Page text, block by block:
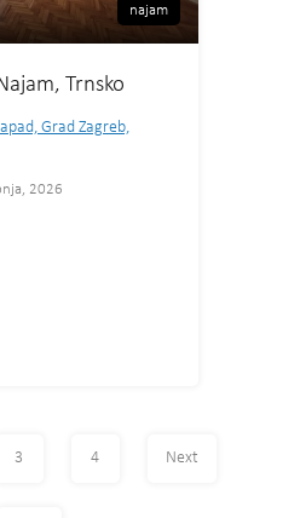
najam
Trnsko
Grad Zagreb,
2026
3 4 Next